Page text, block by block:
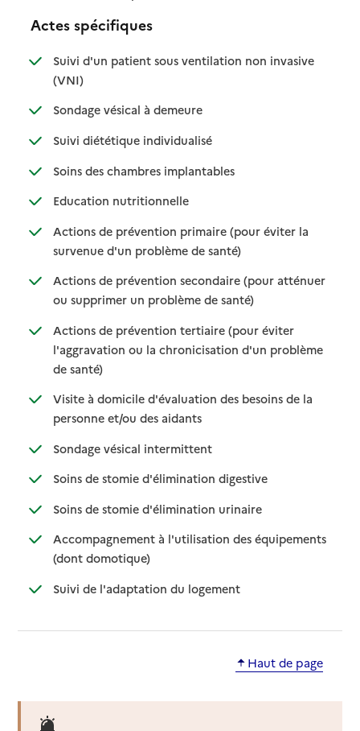
Actes spécifiques
Suivi d'un patient sous ventilation non invasive
(VNI)
: disponible
: non disponible
Sondage vésical à demeure: disponible
: non disponible
Suivi diététique individualisé: disponible
: non disponible
Soins des chambres implantables: disponible
: non disponible
Education nutritionnelle: disponible
: non disponible
Actions de prévention primaire (pour éviter la
survenue d'un problème de santé): disponible
: non disponible
Actions de prévention secondaire (pour atténuer
ou supprimer un problème de santé): disponible
: non disponible
Actions de prévention tertiaire (pour éviter
l'aggravation ou la chronicisation d'un problème
de santé): disponible
: non disponible
Visite à domicile d'évaluation des besoins de la
personne et/ou des aidants: disponible
: non disponible
Sondage vésical intermittent: disponible
: non disponible
Soins de stomie d'élimination digestive: disponible
: non disponible
Soins de stomie d'élimination urinaire: disponible
: non disponible
Accompagnement à l'utilisation des équipements
(dont domotique): disponible
: non disponible
Suivi de l'adaptation du logement: disponible
: non disponible
Haut de page